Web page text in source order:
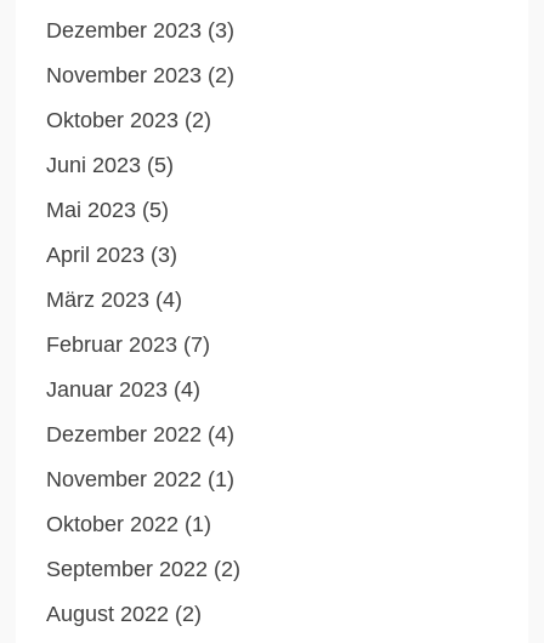
Dezember 2023 (3)
November 2023 (2)
Oktober 2023 (2)
Juni 2023 (5)
Mai 2023 (5)
April 2023 (3)
März 2023 (4)
Februar 2023 (7)
Januar 2023 (4)
Dezember 2022 (4)
November 2022 (1)
Oktober 2022 (1)
September 2022 (2)
August 2022 (2)